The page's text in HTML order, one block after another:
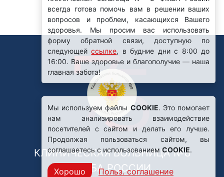
КЛИНИЧЕСКАЯ БОЛЬНИЦА №8
ФМБА РОССИИ
всегда готова помочь вам в решении ваших
вопросов и проблем, касающихся Вашего
здоровья. Мы просим вас использовать
форму обратной связи, доступную по
следующейссылке, в будние дни с 8:00 до
16:00. Ваше здоровье и благополучие — наша
главная забота!
Мы используем файлы COOKIE. Это помогает
нам анализировать взаимодействие
посетителей с сайтом и делать его лучше.
Продолжая пользоваться сайтом, вы
соглашаетесь с использованиемCOOKIE.
Хорошо Польз. соглашение